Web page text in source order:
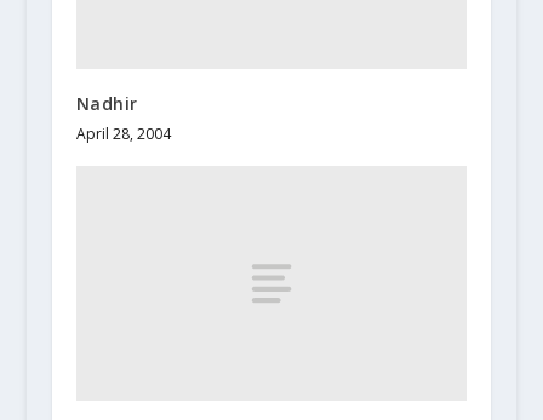
Nadhir
April 28, 2004